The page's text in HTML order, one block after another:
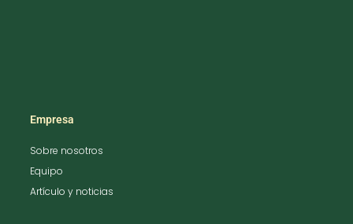
Empresa
Sobre nosotros
Equipo
Artículo y noticias